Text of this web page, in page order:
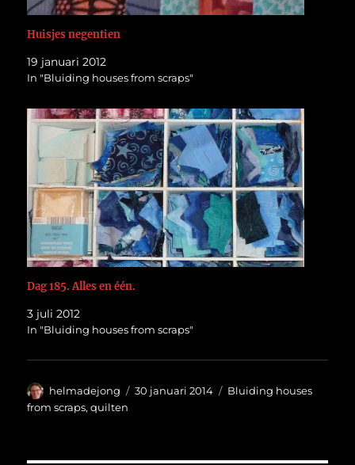
Huisjes negentien
19 januari 2012
In "Bluiding houses from scraps"
Dag 185. Alles en één.
3 juli 2012
In "Bluiding houses from scraps"
Auteur
helmadejong
Geplaatst
30 januari 2014 Categorieën
Bluiding houses
from scraps,quilten